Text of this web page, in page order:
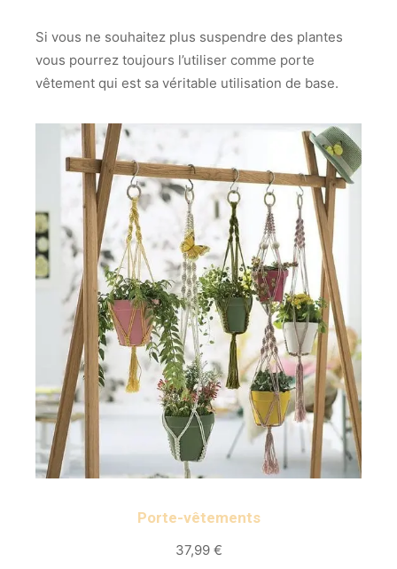
Si vous ne souhaitez plus suspendre des plantes
vous pourrez toujours l’utiliser comme porte
vêtement qui est sa véritable utilisation de base.
Porte-vêtements
37,99 €